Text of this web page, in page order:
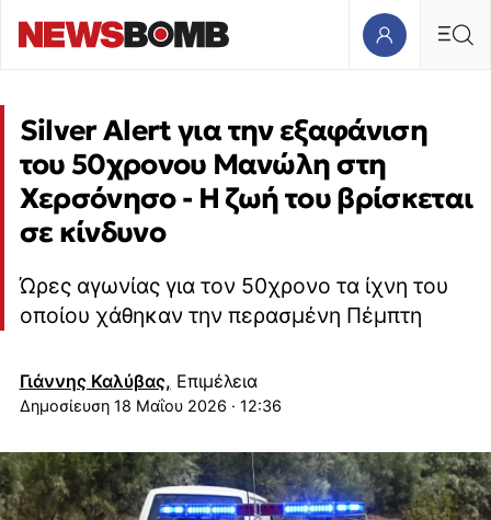
Silver Alert για την εξαφάνιση
του 50χρονου Μανώλη στη
Χερσόνησο - Η ζωή του βρίσκεται
σε κίνδυνο
Ώρες αγωνίας για τον 50χρονο τα ίχνη του
οποίου χάθηκαν την περασμένη Πέμπτη
Γιάννης Καλύβας, Επιμέλεια
18 Μαΐου 2026 · 12:36